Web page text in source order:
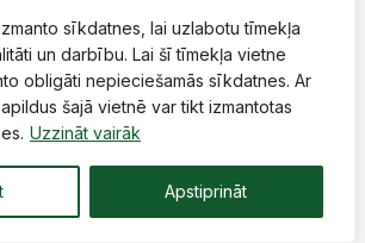
sīkdatnes, lai uzlabotu tīmekļa
un darbību. Lai šī tīmekļa vietne
obligāti nepieciešamās sīkdatnes. Ar
šajā vietnē var tikt izmantotas
Uzzināt vairāk
Apstiprināt